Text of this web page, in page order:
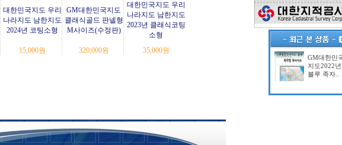
대한민국지도 우리
나라지도 남한지도
2024년 코팅소형
GM대한민국지도
클래식골드 판넬형
M사이즈(수정판)
대한민국지도 우리
나라지도 남한지도
2023년 클래식코팅
소형
15,000원 320,000원 35,000원
GM대한민
지도2022년
블루 족자..